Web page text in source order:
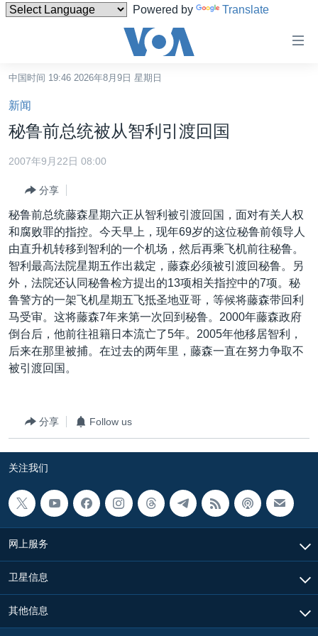
Powered by Translate
碍
链
接
跳
转
容
跳
到
跳
检
港澳
国际
最新国际新闻
印太
中东
欧洲
非洲
美洲
分类新闻
经济·金融·贸易
人权·法律·宗教
科教·文娱·体健
军事
劳工
美中关系
热点专题
白宫要闻
国会报道
美中关系
埃博拉疫情
美国之音专访
重要讲话与声明
台海两岸关系
南中国海争端
关注新疆
GEN Z 看美国
VOA视频
VOA今日焦点
中文广播
其他语言网站
中国时间 19:46 2026年8月9日 星期日
新闻
秘鲁前总统被从智利引渡回国
2007年9月22日 08:00
分享
秘鲁前总统藤森星期六正从智利被引渡回国，面对有关人权
和腐败罪的指控。今天早上，现年69岁的这位秘鲁前领导人
由直升机转移到智利的一个机场，然后再乘飞机前往秘鲁。
智利最高法院星期五作出裁定，藤森必须被引渡回秘鲁。另
外，法院还认同秘鲁检方提出的13项相关指控中的7项。秘
鲁警方的一架飞机星期五飞抵圣地亚哥，等候将藤森带回利
马受审。这将藤森7年来第一次回到秘鲁。2000年藤森政府
倒台后，他前往祖籍日本流亡了5年。2005年他移居智利，
后来在那里被捕。在过去的两年里，藤森一直在努力争取不
被引渡回国。
分享 Follow us
关注我们
网上服务
卫星信息
其他信息